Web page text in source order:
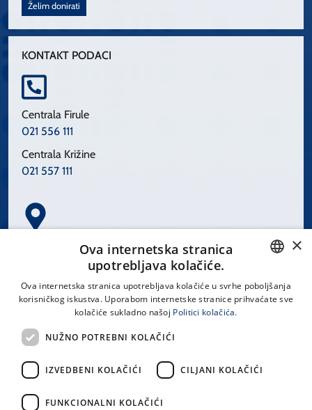
Želim donirati
KONTAKT PODACI
Centrala Firule
021 556 111
Centrala Križine
021 557 111
Spinčićeva 1, 21000 Split
LINKOVI
Uvjeti korištenja
CROATIAN
×
Ova internetska stranica
upotrebljava kolačiće.
Ova internetska stranica upotrebljava kolačiće u svrhe poboljšanja
korisničkog iskustva. Uporabom internetske stranice prihvaćate sve
kolačiće sukladno našoj Politici kolačića.
NUŽNO POTREBNI KOLAČIĆI
IZVEDBENI KOLAČIĆI CILJANI KOLAČIĆI
FUNKCIONALNI KOLAČIĆI